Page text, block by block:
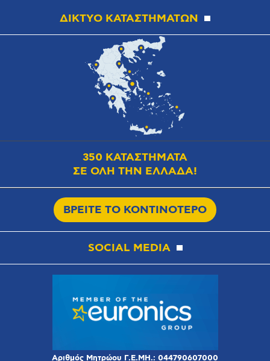
ΔΙΚΤΥΟ ΚΑΤΑΣΤΗΜΑΤΩΝ
350 ΚΑΤΑΣΤΗΜΑΤΑ
ΣΕ ΟΛΗ ΤΗΝ ΕΛΛΑΔΑ!
ΒΡΕΙΤΕ ΤΟ ΚΟΝΤΙΝΟΤΕΡΟ
SOCIAL MEDIA